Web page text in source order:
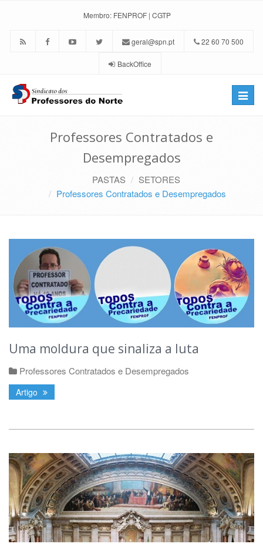
Membro: FENPROF | CGTP
geral@spn.pt 22 60 70 500
BackOffice
Toggle
Professores Contratados e
Desempregados
PASTAS
SETORES
Professores Contratados e Desempregados
Uma moldura que sinaliza a luta
Professores Contratados e Desempregados
Artigo